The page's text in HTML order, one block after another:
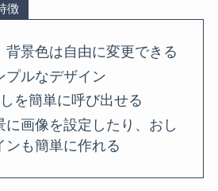
徴
背景色は自由に変更できる
プルなデザイン
を簡単に呼び出せる
に画像を設定したり、おし
ンも簡単に作れる